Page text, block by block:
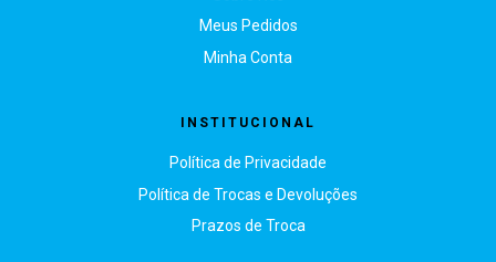
Meus Pedidos
Minha Conta
INSTITUCIONAL
Política de Privacidade
Política de Trocas e Devoluções
Prazos de Troca